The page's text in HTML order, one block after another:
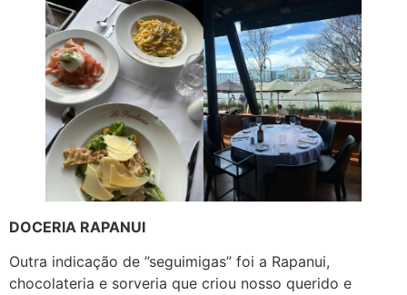
DOCERIA RAPANUI
Outra indicação de ”seguimigas” foi a Rapanui,
chocolateria e sorveria que criou nosso querido e